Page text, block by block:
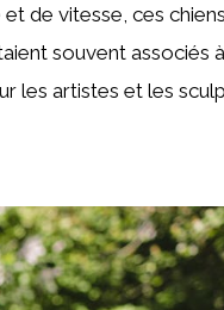
de vitesse, ces
souvent associés
les artistes et les